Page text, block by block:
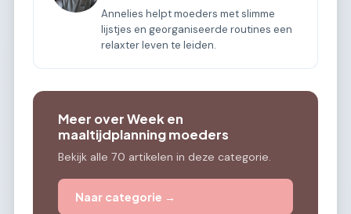
Annelies helpt moeders met slimme
lijstjes en georganiseerde routines een
relaxter leven te leiden.
Meer over Week en
maaltijdplanning moeders
Bekijk alle 70 artikelen in deze categorie.
Naar categorie →